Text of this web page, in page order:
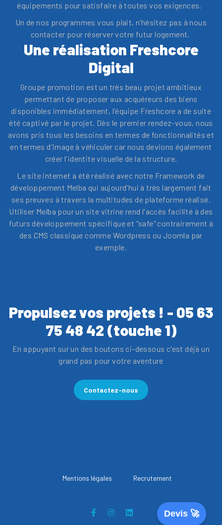
équipements pour satisfaire à toutes vos exigences.
Un de nos programmes vous plait, n’hésitez pas à nous
contacter pour réserver votre futur logement.
Une réalisation Freshcore
Digital
Groupe promotion est un très beau projet ambitieux
permettant de proposer aux acquéreurs des biens
disponibles immédiatement, l'équipe Freshcore a de suite
été captivé par le projet. Dès le premier rendez-vous, nous
avons pris tous les besoins en termes de fonctionnalités et
en termes d'image à véhiculer car nous devions également
créer l'identite visuelle de la structure.
Le site internet a été réalisé avec notre Framework de
développement Melba qui aujourd'hui à très largement fait
ses preuves à travers la multitudes de plateforme réalisé.
Utiliser Melba pour un site vitrine rend l'accès facilité à des
futurs développement spécifique et "safe" contrairement à
des CMS classique comme Wordpress ou Joomla par
exemple.
Propulsez vos projets ! - 05 63
75 48 42 (touche 1)
En appuyant sur un des boutons ci-dessous c'est déjà un
grand pas pour votre aventure
Contactez-nous
Mentions légales Recrutement
Devis 🚀